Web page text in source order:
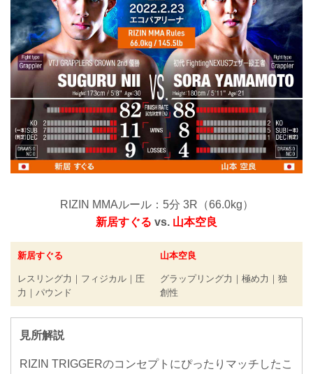
RIZIN MMAルール：5分 3R（66.0kg）
新居すぐる vs. 山本空良
新居すぐる
レスリング力｜フィジカル｜圧
力｜パウンド
山本空良
グラップリング力｜極め力｜独
創性
見所解説
RIZIN TRIGGERのコンセプトにぴったりマッチしたこ